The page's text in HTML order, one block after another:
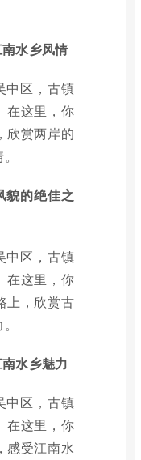
水乡风情
中区，古镇
在这里，你
欣赏两岸的
貌的绝佳之
中区，古镇
在这里，你
上，欣赏古
水乡魅力
中区，古镇
在这里，你
感受江南水